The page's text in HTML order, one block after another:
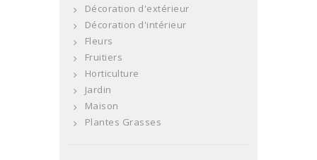
Décoration d'extérieur
Décoration d'intérieur
Fleurs
Fruitiers
Horticulture
Jardin
Maison
Plantes Grasses